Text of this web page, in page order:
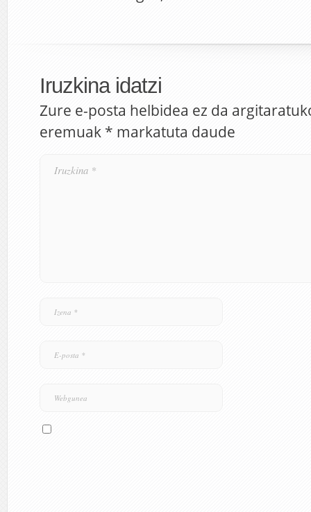
Iruzkina idatzi
Zure e-posta helbidea ez da
eremuak * markatuta daude